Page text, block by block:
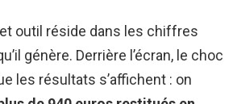
outil réside dans les chiffres
génère. Derrière l’écran, le choc
les résultats s’affichent : on